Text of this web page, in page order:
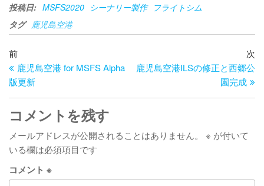
投稿日: MSFS2020 シーナリー製作 フライトシム
タグ 鹿児島空港
投
稿
ナ
ビ
ゲ
ー
シ
過
去
の
投
稿
前
鹿児島空港 for MSFS Alpha
版更新
稿
次
鹿児島空港ILSの修正と西郷公
園完成
コメントを残す
メールアドレスが公開されることはありません。 ※ が付いて
いる欄は必須項目です
コメント ※